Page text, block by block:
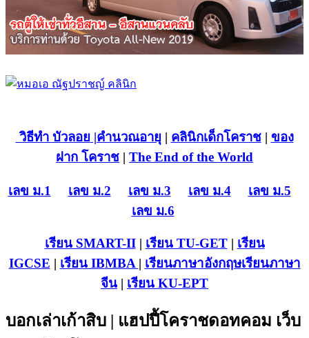
วิธีทำ บัวลอย |คำนวณอายุ | คลินิกเด็กโคราช| ของ
ฝาก โคราช | The End of the World
เลข ม.1 เลข ม.2 เลข ม.3 เลข ม.4
เลข ม.5
เลข ม.6
เรียน SMART-II| เรียน TU-GET| เรียน
IGCSE | เรียน IBMBA | เรียนภาษาอังกฤษเรียนภาษา
จีน | เรียน KU-EPT
บอกเล่าเก้าสิบ | แฮปปี้โคราชดอทคอม เว็บ